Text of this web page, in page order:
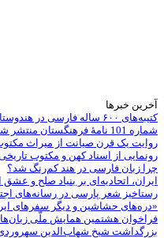
آخرین خبرها
کتیبه‌های ۶۰۰ ساله فارسی در هندوستان
شماره 101 نامۀ فرهنگستان منتشر شد
روایت یک قرن صیانت از میراث مکتوب
رونمایی از اسناد کهن و مکتوب
چرا زبان فارسی در هند کم‌رنگ شد؟
ایران، اتحادیه‌ای بر بنیاد صلح و
رستاخیز شعر پارسی در رسانه‌های
«دره‌های حشاشین و دیگر سفرهای
فراخوان هشتمین همایش ملّی
بزرگداشت شیخ شهاب‌الدین